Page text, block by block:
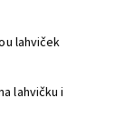
lahviček
lahvičku i